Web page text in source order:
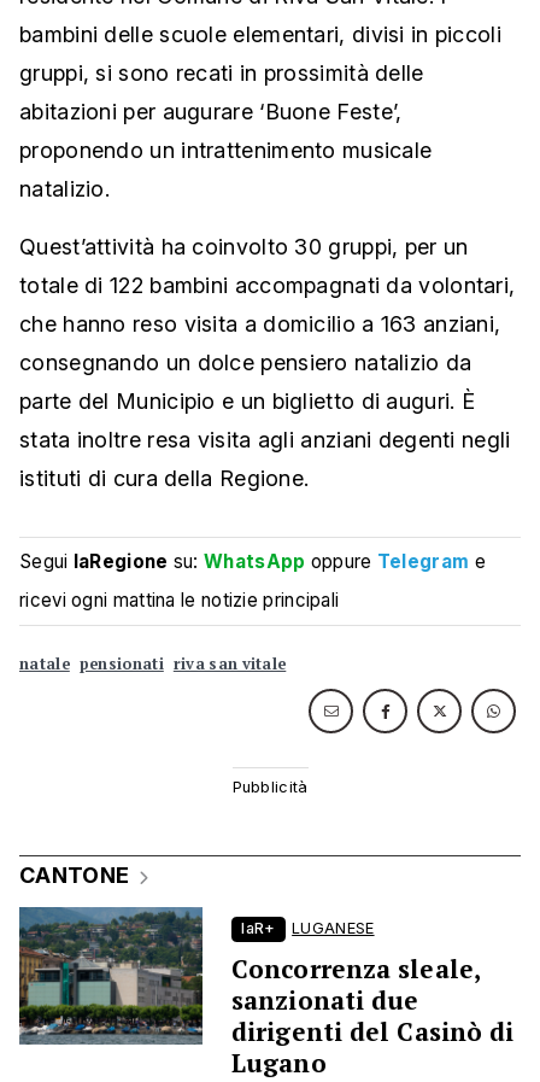
bambini delle scuole elementari, divisi in piccoli
gruppi, si sono recati in prossimità delle
abitazioni per augurare ‘Buone Feste’,
proponendo un intrattenimento musicale
natalizio.
Quest’attività ha coinvolto 30 gruppi, per un
totale di 122 bambini accompagnati da volontari,
che hanno reso visita a domicilio a 163 anziani,
consegnando un dolce pensiero natalizio da
parte del Municipio e un biglietto di auguri. È
stata inoltre resa visita agli anziani degenti negli
istituti di cura della Regione.
Segui laRegione su:WhatsApp oppure Telegram e
ricevi ogni mattina le notizie principali
natale pensionati riva san vitale
CANTONE
laR+ LUGANESE
Concorrenza sleale,
sanzionati due
dirigenti del Casinò di
Lugano